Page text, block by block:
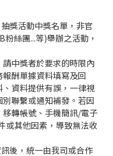
獎活動中獎名單，非官
絲團...等)舉辦之活動，
中獎者於要求的時限內
酬單據資料填寫及回
資料提供有誤，一律視
聯繫或通知補發。若因
轉帳號、手機簡訊/電子
或其他因素，導致無法收
後，統一由我司或合作